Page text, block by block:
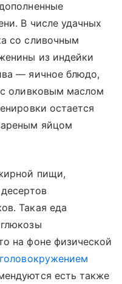
В числе удачных
со сливочным
из индейки
— яичное блюдо,
с оливковым маслом
остается
яйцом
пищи,
Такая еда
на фоне физической
головокружением
есть также